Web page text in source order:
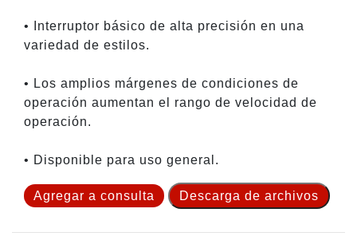
• Interruptor básico de alta precisión en una
variedad de estilos.
• Los amplios márgenes de condiciones de
operación aumentan el rango de velocidad de
operación.
• Disponible para uso general.
Agregar a consulta Descarga de archivos